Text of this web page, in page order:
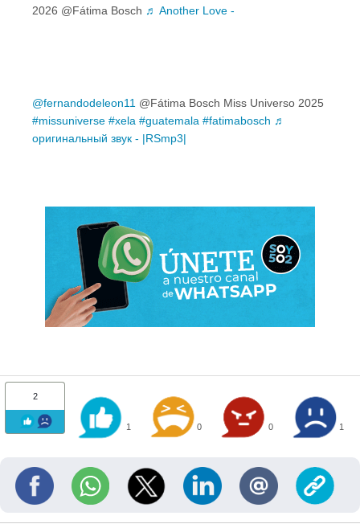
2026 @Fátima Bosch ♬ Another Love -
@fernandodeleon11 @Fátima Bosch Miss Universo 2025
#missuniverse #xela #guatemala #fatimabosch ♬
оригинальный звук - |RSmp3|
2
1 0 0 1